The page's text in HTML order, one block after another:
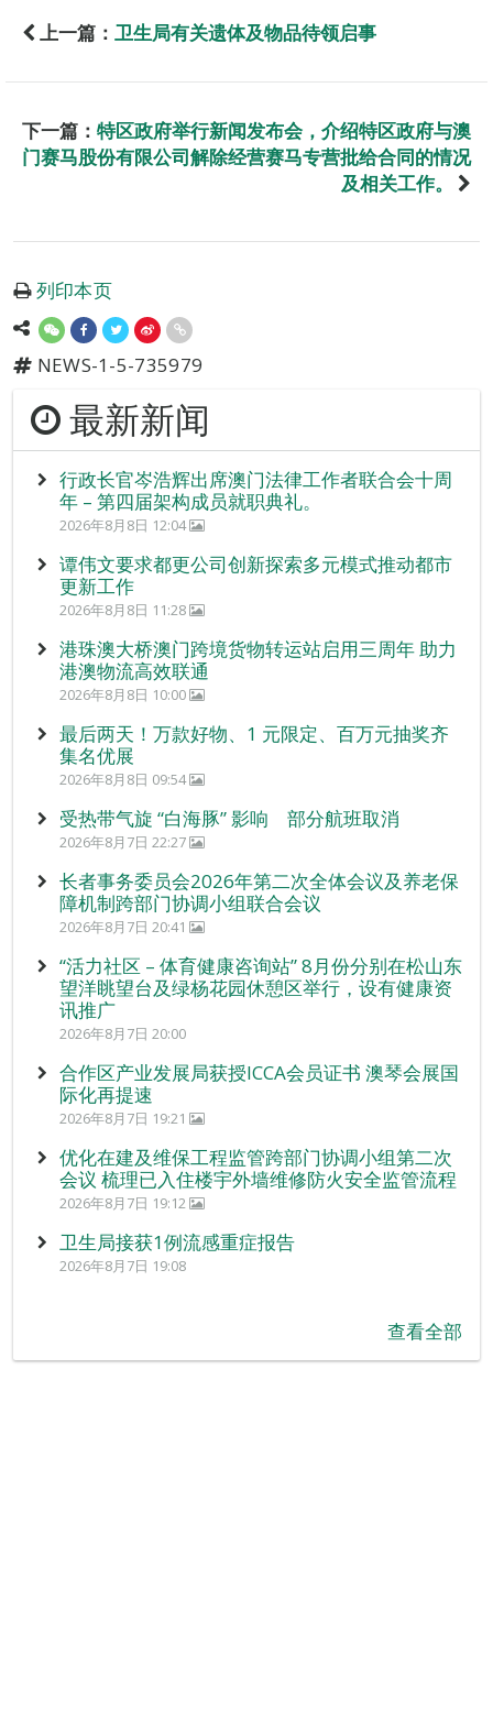
上一篇： 卫生局有关遗体及物品待领启事
下一篇： 特区政府举行新闻发布会，介绍特区政府与澳
门赛马股份有限公司解除经营赛马专营批给合同的情况
及相关工作。
列印本页
NEWS-1-5-735979
最新新闻
行政长官岑浩辉出席澳门法律工作者联合会十周
年 – 第四届架构成员就职典礼。
2026年8月8日 12:04
谭伟文要求都更公司创新探索多元模式推动都市
更新工作
2026年8月8日 11:28
港珠澳大桥澳门跨境货物转运站启用三周年 助力
港澳物流高效联通
2026年8月8日 10:00
最后两天！万款好物、1 元限定、百万元抽奖齐
集名优展
2026年8月8日 09:54
受热带气旋 “白海豚” 影响 部分航班取消
2026年8月7日 22:27
长者事务委员会2026年第二次全体会议及养老保
障机制跨部门协调小组联合会议
2026年8月7日 20:41
“活力社区 – 体育健康咨询站” 8月份分别在松山东
望洋眺望台及绿杨花园休憩区举行，设有健康资
讯推广
2026年8月7日 20:00
合作区产业发展局获授ICCA会员证书 澳琴会展国
际化再提速
2026年8月7日 19:21
优化在建及维保工程监管跨部门协调小组第二次
会议 梳理已入住楼宇外墙维修防火安全监管流程
2026年8月7日 19:12
卫生局接获1例流感重症报告
2026年8月7日 19:08
查看全部